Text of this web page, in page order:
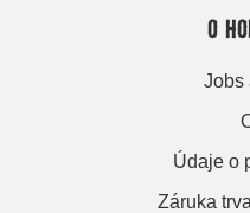
O
Jobs
Údaje o
Záruka